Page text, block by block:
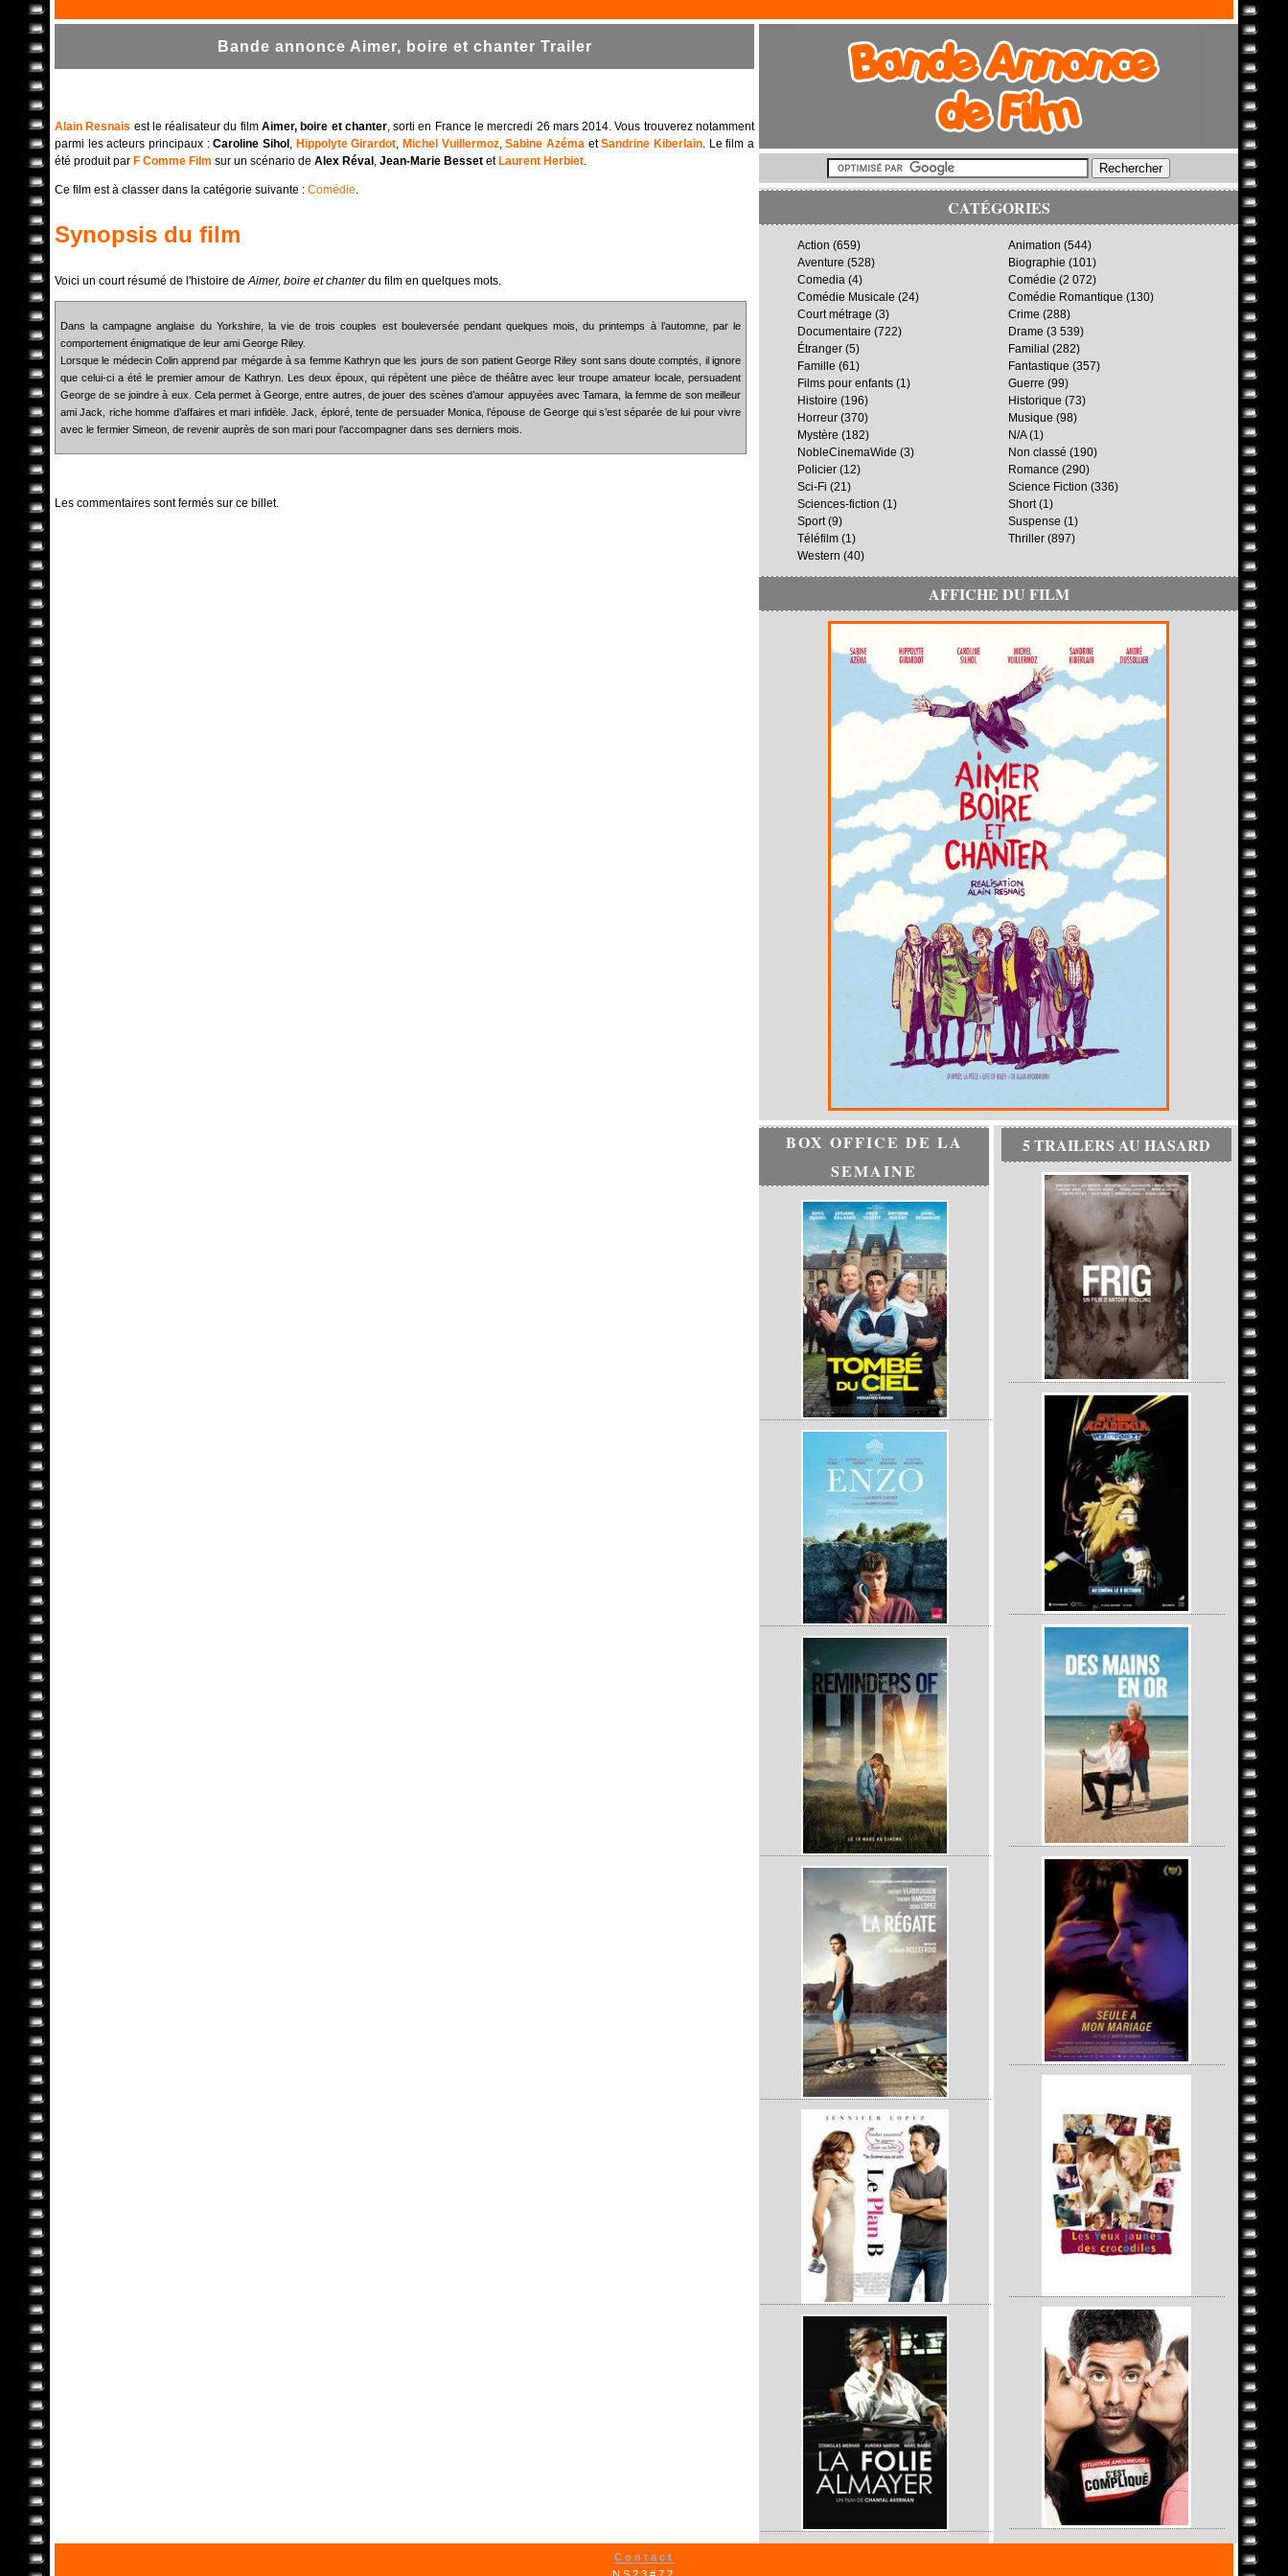
Bande annonce Aimer, boire et chanter Trailer
Alain Resnais est le réalisateur du filmAimer, boire et chanter, sorti en France le mercredi 26 mars 2014. Vous trouverez notamment
parmi les acteurs principaux :Caroline Sihol , Hippolyte Girardot, Michel Vuillermoz,Sabine Azéma etSandrine Kiberlain. Le film a
été produit par F Comme Film sur un scénario de Alex Réval , Jean-Marie Besset et Laurent Herbiet.
Ce film est à classer dans la catégorie suivante : Comédie.
Synopsis du film
Voici un court résumé de l'histoire deAimer, boire et chanterdu film en quelques mots.
Dans la campagne anglaise du Yorkshire, la vie de trois couples est bouleversée pendant quelques mois, du printemps à l’automne, par le
comportement énigmatique de leur ami George Riley.
Lorsque le médecin Colin apprend par mégarde à sa femme Kathryn que les jours de son patient George Riley sont sans doute comptés, il ignore
que celui-ci a été le premier amour de Kathryn. Les deux époux, qui répètent une pièce de théâtre avec leur troupe amateur locale, persuadent
George de se joindre à eux. Cela permet à George, entre autres, de jouer des scènes d’amour appuyées avec Tamara, la femme de son meilleur
ami Jack, riche homme d’affaires et mari infidèle. Jack, éploré, tente de persuader Monica, l’épouse de George qui s’est séparée de lui pour vivre
avec le fermier Simeon, de revenir auprès de son mari pour l’accompagner dans ses derniers mois.
Les commentaires sont fermés sur ce billet.
CATÉGORIES
Action (659) Animation (544)
Aventure (528) Biographie (101)
Comedia (4) Comédie (2 072)
Comédie Musicale (24) Comédie Romantique (130)
Court métrage (3) Crime (288)
Documentaire (722) Drame (3 539)
Étranger (5) Familial (282)
Famille (61) Fantastique (357)
Films pour enfants (1) Guerre (99)
Histoire (196) Historique (73)
Horreur (370) Musique (98)
Mystère (182) N/A(1)
NobleCinemaWide (3) Non classé (190)
Policier (12) Romance (290)
Sci-Fi (21) Science Fiction (336)
Sciences-fiction (1) Short(1)
Sport(9) Suspense (1)
Téléfilm (1) Thriller (897)
Western (40)
AFFICHE DU FILM
BOX OFFICE DE LA
SEMAINE
5 TRAILERS AU HASARD
Contact